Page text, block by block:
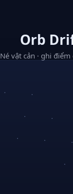
Orb
Né vật cản · ghi